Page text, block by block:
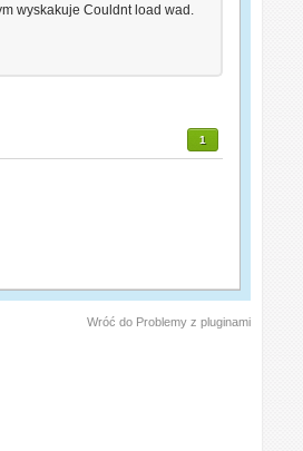
wyskakuje Couldnt load wad.
1
Wróć do Problemy z pluginami